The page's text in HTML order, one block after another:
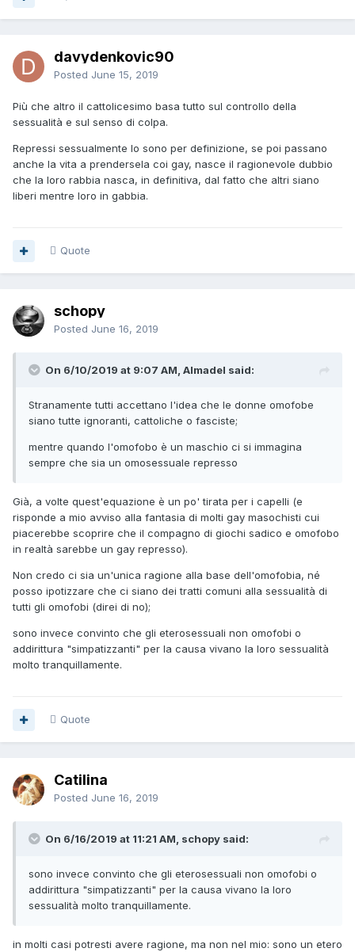
davydenkovic90
Posted June 15, 2019
Più che altro il cattolicesimo basa tutto sul controllo della
sessualità e sul senso di colpa.
Repressi sessualmente lo sono per definizione, se poi passano
anche la vita a prendersela coi gay, nasce il ragionevole dubbio
che la loro rabbia nasca, in definitiva, dal fatto che altri siano
liberi mentre loro in gabbia.
Quote
schopy
Posted June 16, 2019
On 6/10/2019 at 9:07 AM, Almadel said:
Stranamente tutti accettano l'idea che le donne omofobe
siano tutte ignoranti, cattoliche o fasciste;
mentre quando l'omofobo è un maschio ci si immagina
sempre che sia un omosessuale represso
Già, a volte quest'equazione è un po' tirata per i capelli (e
risponde a mio avviso alla fantasia di molti gay masochisti cui
piacerebbe scoprire che il compagno di giochi sadico e omofobo
in realtà sarebbe un gay represso).
Non credo ci sia un'unica ragione alla base dell'omofobia, né
posso ipotizzare che ci siano dei tratti comuni alla sessualità di
tutti gli omofobi (direi di no);
sono invece convinto che gli eterosessuali non omofobi o
addirittura "simpatizzanti" per la causa vivano la loro sessualità
molto tranquillamente.
Quote
Catilina
Posted June 16, 2019
On 6/16/2019 at 11:21 AM, schopy said:
sono invece convinto che gli eterosessuali non omofobi o
addirittura "simpatizzanti" per la causa vivano la loro
sessualità molto tranquillamente.
in molti casi potresti avere ragione, ma non nel mio: sono un etero